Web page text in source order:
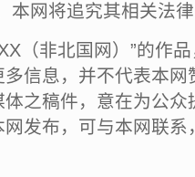
本网将追究其相关法
（非北国网）”的作
信息，并不代表本
之稿件，意在为公
发布，可与本网联